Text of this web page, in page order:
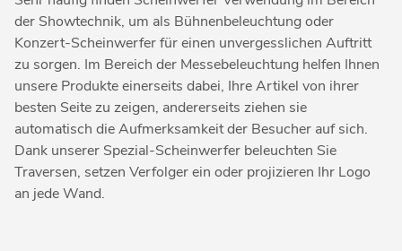
der Showtechnik, um als Bühnenbeleuchtung oder
Konzert-Scheinwerfer für einen unvergesslichen Auftritt
zu sorgen. Im Bereich der Messebeleuchtung helfen Ihnen
unsere Produkte einerseits dabei, Ihre Artikel von ihrer
besten Seite zu zeigen, andererseits ziehen sie
automatisch die Aufmerksamkeit der Besucher auf sich.
Dank unserer Spezial-Scheinwerfer beleuchten Sie
Traversen, setzen Verfolger ein oder projizieren Ihr Logo
an jede Wand.